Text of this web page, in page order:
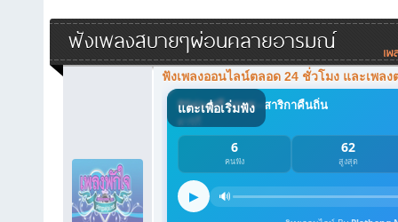
ฟังเพลงสบายๆผ่อนคลายอารมณ์
ฟังเพลงออนไลน์ตลอด 24 ชั่วโมง และเพล